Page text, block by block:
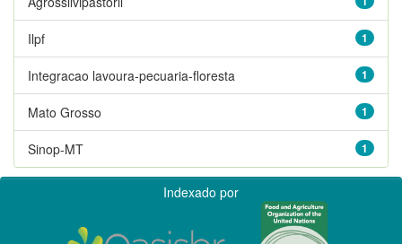
1
Ilpf
1
Integracao lavoura-pecuaria-floresta
1
Mato Grosso
1
Sinop-MT
Indexado por